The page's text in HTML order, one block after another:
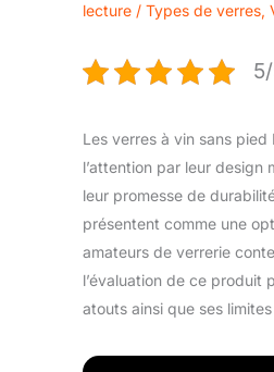
lecture / Types de verres,
Les verres à vin sans
l’attention par leur design
leur promesse de
présentent comme une
amateurs de verrerie
l’évaluation de ce produit
atouts ainsi que ses